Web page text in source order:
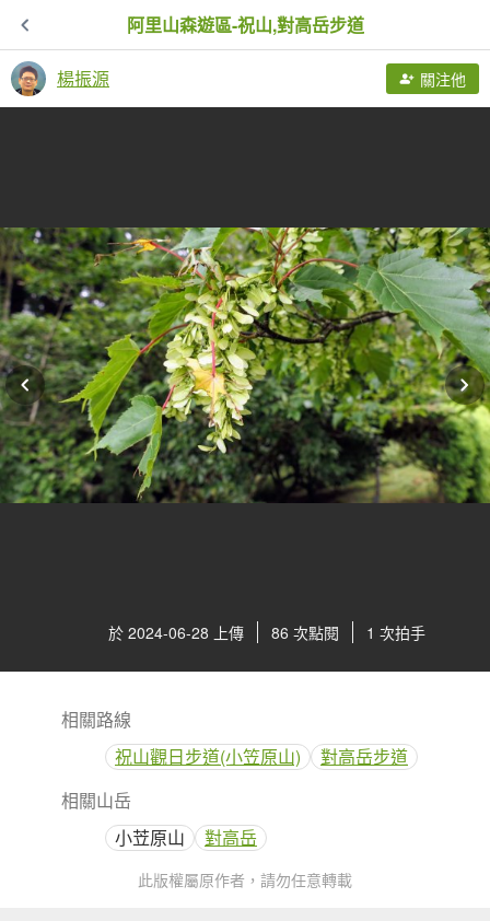
阿里山森遊區-祝山,對高岳步道
楊振源 關注他
於 2024-06-28 上傳 86 次點閱 1 次拍手
相關路線
祝山觀日步道(小笠原山)
對高岳步道
相關山岳
小苙原山
對高岳
此版權屬原作者，請勿任意轉載